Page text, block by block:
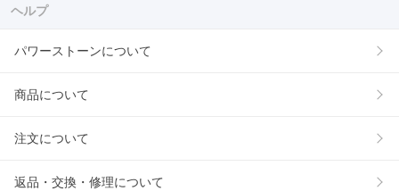
ヘルプ
パワーストーンについて
商品について
注文について
返品・交換・修理について